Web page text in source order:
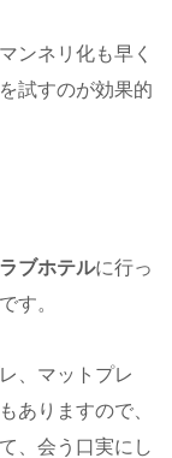
ンネリ化も早く
試すのが効果的
ブホテルに行っ
す。
、マットプレ
ありますので、
、会う口実にし